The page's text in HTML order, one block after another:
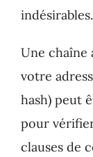
indésirables.
Une chaîne
votre
hash) peut
pour
clauses de